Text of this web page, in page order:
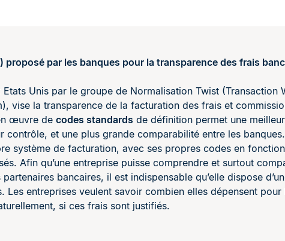
proposé par les banques pour la transparence des frais
Unis par le groupe de Normalisation Twist (Transaction
vise la transparence de la facturation des frais et
œuvre de codes standards de définition permet une
contrôle, et une plus grande comparabilité entre les
système de facturation, avec ses propres codes en
Afin qu’une entreprise puisse comprendre et surtout
bancaires, il est indispensable qu’elle dispose
Les entreprises veulent savoir combien elles dépensent
si ces frais sont justifiés.